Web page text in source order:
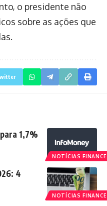
o presidente não
sobre as ações que
NOTÍCIAS
1,7%
NOTÍCIAS
4